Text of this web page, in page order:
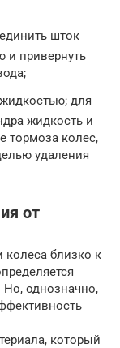
шток
и привернуть
для
жидкость и
тормоза колес,
удаления
от
колеса близко к
однозначно,
который